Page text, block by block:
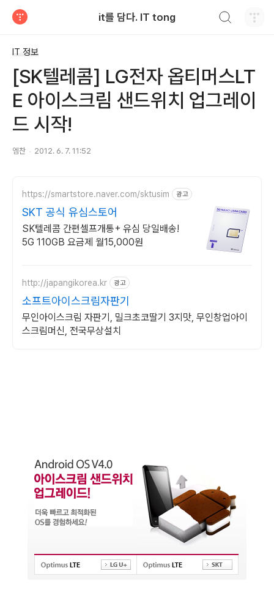
it를 담다. IT tong
IT 정보
[SK텔레콤] LG전자 옵티머스LT
E 아이스크림 샌드위치 업그레이
드 시작!
엠찬 2012. 6. 7. 11:52
https://smartstore.naver.com/sktusim 광고
SKT 공식 유심스토어
SK텔레콤 간편셀프개통+ 유심 당일배송!
5G 110GB 요금제 월15,000원
http://japangikorea.kr 광고
소프트아이스크림자판기
무인아이스크림 자판기, 밀크초코딸기 3지맛, 무인창업아이
스크림머신, 전국무상설치